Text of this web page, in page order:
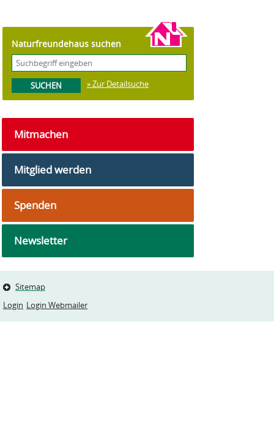
Naturfreundehaus suchen
» Zur Detailsuche
Mitmachen
Mitglied werden
Spenden
Newsletter
Sitemap
Login Login Webmailer